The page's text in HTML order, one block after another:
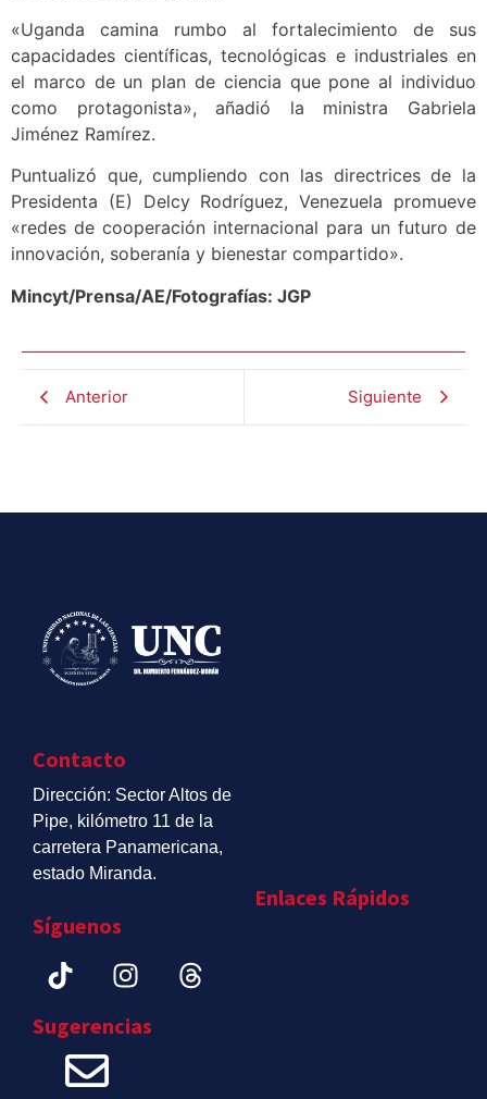
«Uganda camina rumbo al fortalecimiento de sus
capacidades científicas, tecnológicas e industriales en
el marco de un plan de ciencia que pone al individuo
como protagonista», añadió la ministra Gabriela
Jiménez Ramírez.
Puntualizó que, cumpliendo con las directrices de la
Presidenta (E) Delcy Rodríguez, Venezuela promueve
«redes de cooperación internacional para un futuro de
innovación, soberanía y bienestar compartido».
Mincyt/Prensa/AE/Fotografías: JGP
Anterior Siguiente
Contacto
Dirección: Sector Altos de
Pipe, kilómetro 11 de la
carretera Panamericana,
estado Miranda.
Síguenos
Sugerencias
Enlaces Rápidos